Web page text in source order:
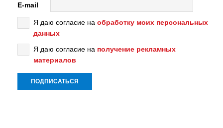
E-mail
Я даю согласие на обработку моих персональных
данных
Я даю согласие на получение рекламных
материалов